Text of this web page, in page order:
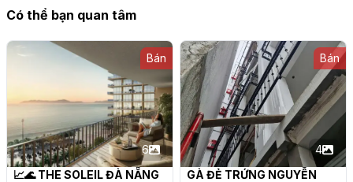
Có thể bạn quan tâm
Bán
6
📈🌊 THE SOLEIL ĐÀ NẴNG
Bán
4
GÀ ĐẺ TRỨNG NGUYỄN